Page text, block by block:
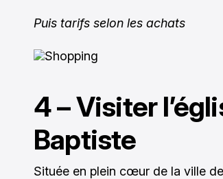
Puis tarifs selon les achats
4 – Visiter
Baptiste
Située en plein cœur de la ville